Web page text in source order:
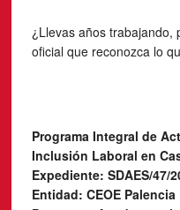
¿Llevas años trabajando,
oficial que reconozca lo
Programa Integral de
Inclusión Laboral en
Expediente: SDAES/47/
Entidad: CEOE Palencia